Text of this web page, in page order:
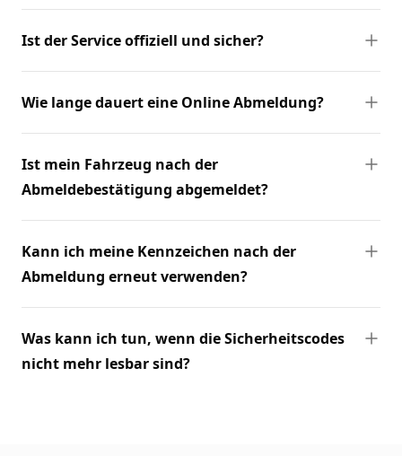
Ist der Service offiziell und sicher?
Wie lange dauert eine Online Abmeldung?
Ist mein Fahrzeug nach der
Abmeldebestätigung abgemeldet?
Kann ich meine Kennzeichen nach der
Abmeldung erneut verwenden?
Was kann ich tun, wenn die Sicherheitscodes
nicht mehr lesbar sind?